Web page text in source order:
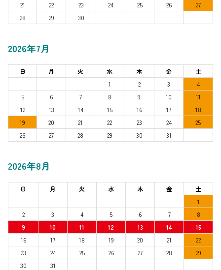
21
22 23 24 25 26
27
28
29 30
2026年7月
日 月 火 水 木 金
土
1
2 3
4
5
6 7 8 9 10
11
12
13 14 15 16 17
18
19
20 21 22 23 24
25
26
27 28 29 30 31
2026年8月
日 月 火 水 木 金
土
1
2
3 4 5 6 7
8
9
10 11 12 13 14
15
16
17 18 19 20 21
22
23
24 25 26 27 28
29
30
31